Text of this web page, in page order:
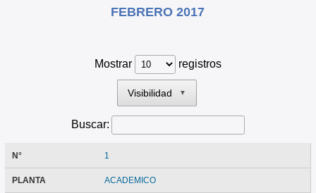
FEBRERO 2017
Mostrar registros
Visibilidad ▼
Buscar:
N° 1
PLANTA ACADEMICO